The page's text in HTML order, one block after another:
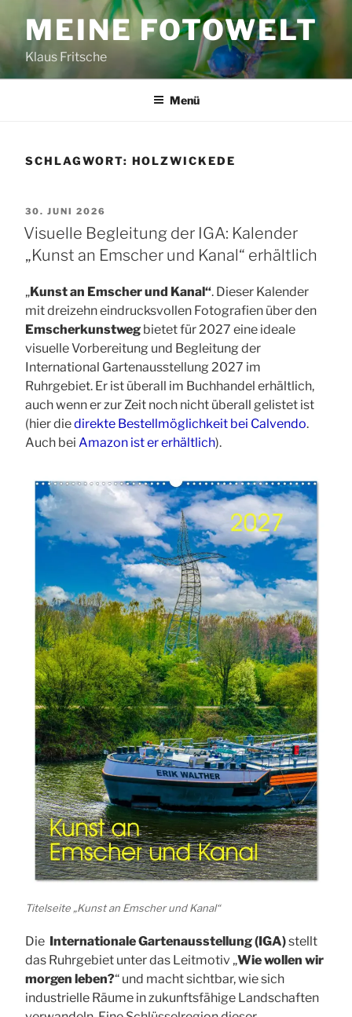
Inhalt
springenMEINE FOTOWELT
Klaus Fritsche
Menü
SCHLAGWORT: HOLZWICKEDE
VERÖFFENTLICHT
AM
30. JUNI 2026
Visuelle Begleitung der IGA: Kalender
„Kunst an Emscher und Kanal“ erhältlich
„Kunst an Emscher und Kanal“. Dieser Kalender
mit dreizehn eindrucksvollen Fotografien über den
Emscherkunstweg bietet für 2027 eine ideale
visuelle Vorbereitung und Begleitung der
International Gartenausstellung 2027 im
Ruhrgebiet. Er ist überall im Buchhandel erhältlich,
auch wenn er zur Zeit noch nicht überall gelistet ist
(hier diedirekte Bestellmöglichkeit bei Calvendo.
Auch bei Amazon ist er erhältlich).
Titelseite „Kunst an Emscher und Kanal“
Die Internationale Gartenausstellung (IGA)stellt
das Ruhrgebiet unter das Leitmotiv „Wie wollen wir
morgen leben?“ und macht sichtbar, wie sich
industrielle Räume in zukunftsfähige Landschaften